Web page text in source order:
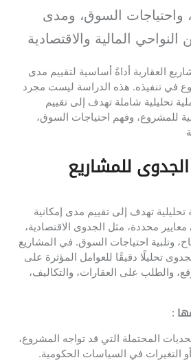
واحتياجات السوق، ومدى
المالية والاقتصادية
العقارية أداةً أساسية لتقييم مدى
في تنفيذه. هذه الدراسة ليست مجرد
تحليلية شاملة تهدف إلى تقييم
للمشروع، وفهم احتياجات السوق،
للمشاريع
تهدف إلى تقييم مدى إمكانية
محددة، مثل الجدوى الاقتصادية،
وتلبية احتياجات السوق. في المشاريع
تحليلًا دقيقًا للعوامل المؤثرة على
والطلب على العقارات، والتكاليف،
:
المحتملة التي قد تواجه المشروع،
أو التغيرات في السياسات الحكومية.